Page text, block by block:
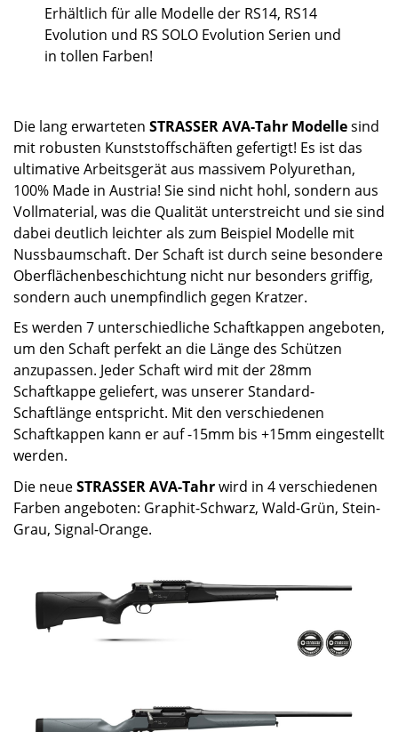
Erhältlich für alle Modelle der RS14, RS14
Evolution und RS SOLO Evolution Serien und
in tollen Farben!
Die lang erwarteten STRASSER AVA-Tahr Modellesind
mit robusten Kunststoffschäften gefertigt! Es ist das
ultimative Arbeitsgerät aus massivem Polyurethan,
100% Made in Austria! Sie sind nicht hohl, sondern aus
Vollmaterial, was die Qualität unterstreicht und sie sind
dabei deutlich leichter als zum Beispiel Modelle mit
Nussbaumschaft. Der Schaft ist durch seine besondere
Oberflächenbeschichtung nicht nur besonders griffig,
sondern auch unempfindlich gegen Kratzer.
Es werden 7 unterschiedliche Schaftkappen angeboten,
um den Schaft perfekt an die Länge des Schützen
anzupassen. Jeder Schaft wird mit der 28mm
Schaftkappe geliefert, was unserer Standard-
Schaftlänge entspricht. Mit den verschiedenen
Schaftkappen kann er auf -15mm bis +15mm eingestellt
werden.
Die neueSTRASSER AVA-Tahrwird in 4 verschiedenen
Farben angeboten: Graphit-Schwarz, Wald-Grün, Stein-
Grau, Signal-Orange.